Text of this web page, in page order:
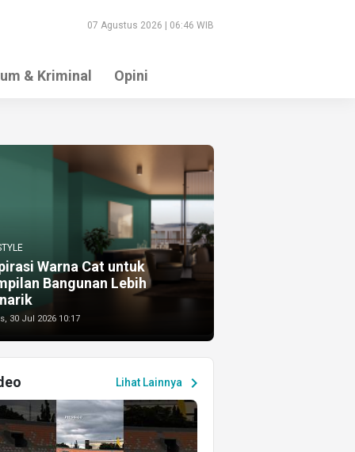
07 Agustus 2026 | 06:46 WIB
& Kriminal Opini
Warna Cat untuk
Bangunan Lebih
30 Jul 2026 10:17
Lihat Lainnya chevron_right